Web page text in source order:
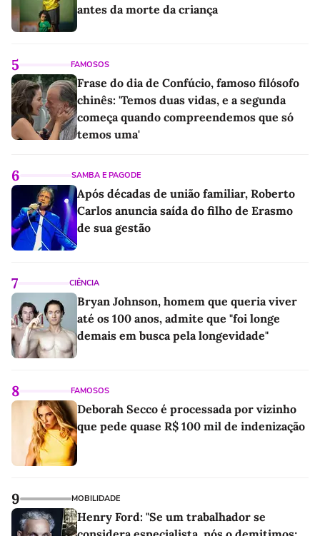
antes da morte da criança
5 FAMOSOS
Frase do dia de Confúcio, famoso filósofo
chinês: 'Temos duas vidas, e a segunda
começa quando compreendemos que só
temos uma'
6 SAMBA E PAGODE
Após décadas de união familiar, Roberto
Carlos anuncia saída do filho de Erasmo
de sua gestão
7 CIÊNCIA
Bryan Johnson, homem que queria viver
até os 100 anos, admite que "foi longe
demais em busca pela longevidade"
8 FAMOSOS
Deborah Secco é processada por vizinho
que pede quase R$ 100 mil de indenização
9 MOBILIDADE
Henry Ford: "Se um trabalhador se